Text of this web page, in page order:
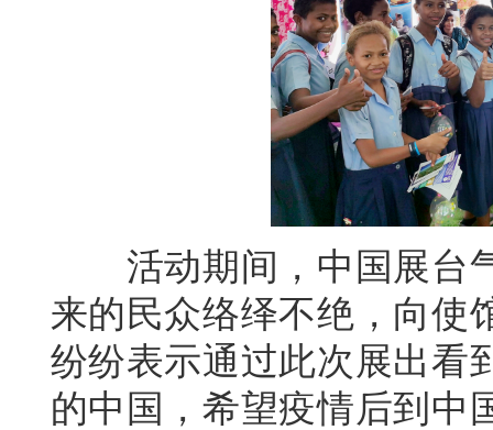
活动期间，中国展台气
来的民众络绎不绝，向使
纷纷表示通过此次展出看
的中国，希望疫情后到中